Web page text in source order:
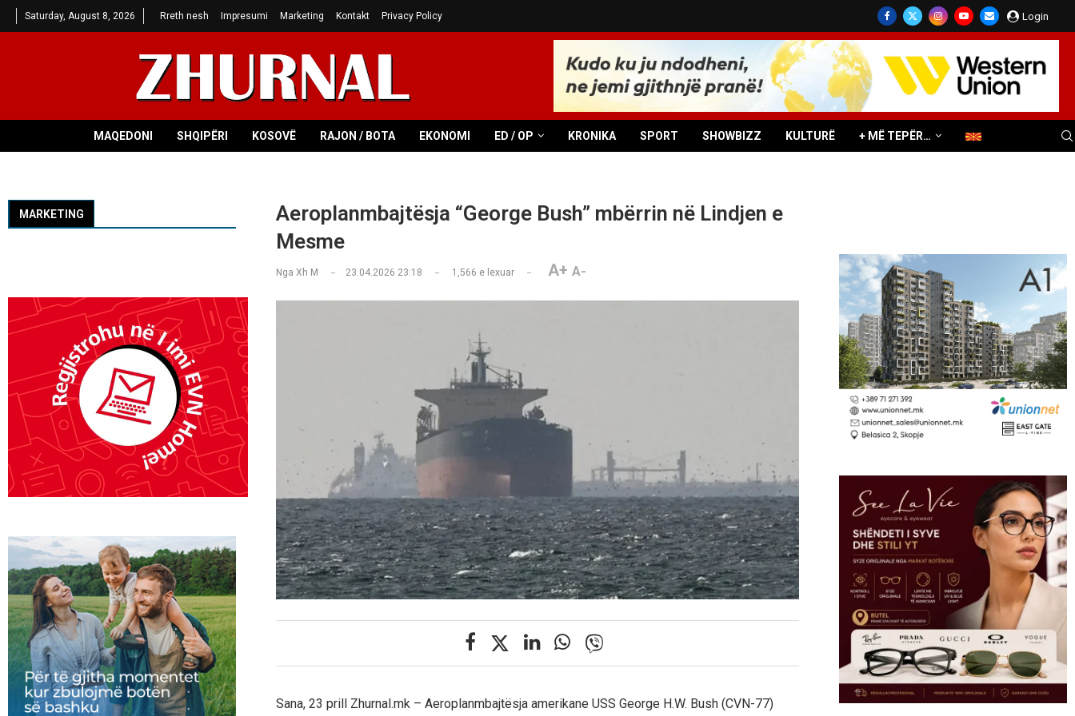
Saturday, August 8, 2026 Rreth nesh Impresumi Marketing Kontakt Privacy Policy Login
MAQEDONI SHQIPËRI KOSOVË RAJON / BOTA EKONOMI ED / OP KRONIKA SPORT SHOWBIZZ KULTURË + MË TEPËR…
Aeroplanmbajtësja “George Bush” mbërrin në Lindjen e
Mesme
Nga Xh M 23.04.2026 23:18 1,566 e lexuar A+ A-
Sana, 23 prill Zhurnal.mk – Aeroplanmbajtësja amerikane USS George H.W. Bush (CVN-77)
MARKETING